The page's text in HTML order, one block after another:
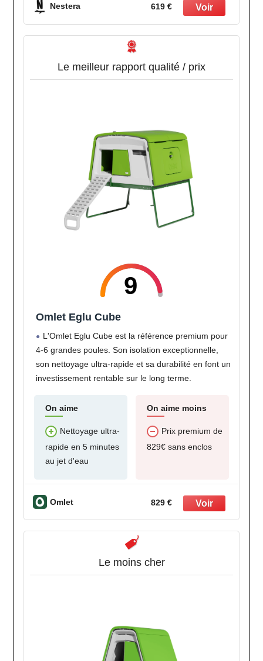
Nestera 619 €
Le meilleur rapport qualité / prix
9
Omlet Eglu Cube
L'Omlet Eglu Cube est la référence premium pour
4-6 grandes poules. Son isolation exceptionnelle,
son nettoyage ultra-rapide et sa durabilité en font un
investissement rentable sur le long terme.
On aime
Nettoyage ultra-
rapide en 5 minutes
au jet d'eau
On aime moins
Prix premium de
829€ sans enclos
Omlet 829 €
Le moins cher